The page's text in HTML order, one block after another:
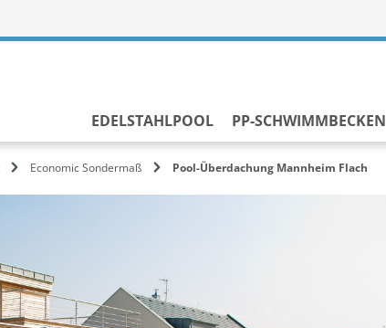
EDELSTAHLPOOL PP-SCHWIMMBECKEN
Economic Sondermaß Pool-Überdachung Mannheim Flach